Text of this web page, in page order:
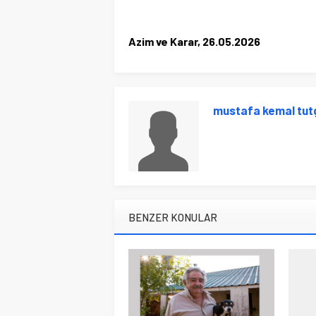
Azim ve Karar, 26.05.2026
mustafa kemal
BENZER KONULAR